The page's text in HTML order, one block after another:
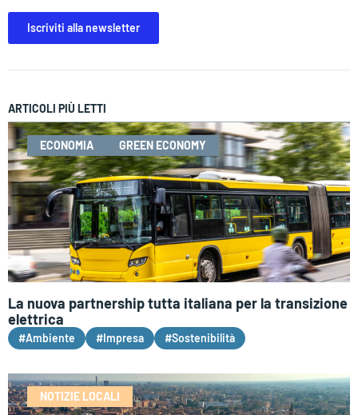
Iscriviti alla newsletter
ARTICOLI PIÙ LETTI
ECONOMIA GREEN ECONOMY
La nuova partnership tutta italiana per la transizione
elettrica
#Ambiente #Impresa #Sostenibilità
NOTIZIE LOCALI